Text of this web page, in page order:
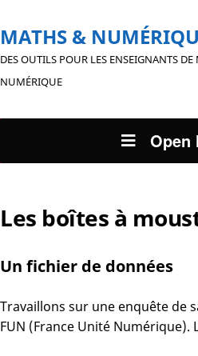
MATHS &
DES OUTILS POUR LES ENSEIGNANTS
NUMÉRIQUE
Open
Les boîtes à
Un fichier de données
Travaillons sur une enquête de
FUN (France Unité